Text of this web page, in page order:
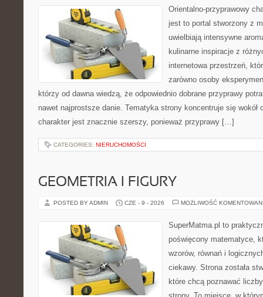
Orientalno-przyprawowy
jest to portal stworzony z
uwielbiają intensywne
kulinarne inspiracje z
internetowa przestrzeń,
zarówno osoby
którzy od dawna wiedzą, że odpowiednio dobrane przyprawy
nawet najprostsze danie. Tematyka strony koncentruje się wokół
charakter jest znacznie szerszy, ponieważ przyprawy […]
CATEGORIES: NIERUCHOMOŚCI
GEOMETRIA I FIGURY
POSTED BY ADMIN CZE - 9 - 2026 MOŻLIWOŚĆ
SuperMatma.pl to
poświęcony matematyce,
wzorów, równań i
ciekawy. Strona została
które chcą poznawać